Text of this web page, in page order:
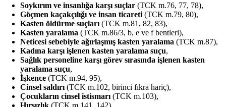
Soykırım ve insanlığa karşı suçlar (TCK m.76, 77, 78),
Göçmen kaçakçılığı ve insan ticareti (TCK m.79, 80),
Kasten öldürme suçları (TCK m.81, 82, 83),
Kasten yaralama (TCK m.86/3, b, e ve f bentleri),
Neticesi sebebiyle ağırlaşmış kasten yaralama (TCK m.87),
Kadına karşı işlenen kasten yaralama suçu,
Sağlık personeline karşı görev sırasında işlenen kasten
yaralama suçu,
İşkence (TCK m.94, 95),
Cinsel saldırı (TCK m.102, birinci fıkra hariç),
Çocukların cinsel istismarı (TCK m.103),
Hırsızlık (TCK m.141, 142),